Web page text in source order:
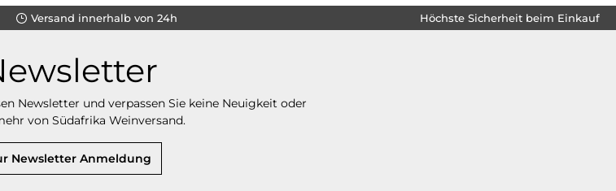
Versand innerhalb von 24h Höchste Sicherheit beim Einkauf
Newsletter und verpassen Sie keine Neuigkeit oder
von Südafrika Weinversand.
Newsletter Anmeldung